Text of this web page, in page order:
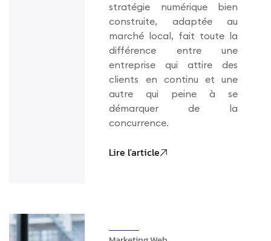
stratégie numérique bien
construite, adaptée au
marché local, fait toute la
différence entre une
entreprise qui attire des
clients en continu et une
autre qui peine à se
démarquer de la
concurrence.
Lire l'article